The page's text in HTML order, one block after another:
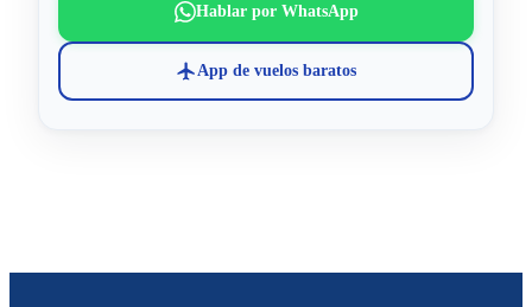
Hablar por WhatsApp
App de vuelos baratos